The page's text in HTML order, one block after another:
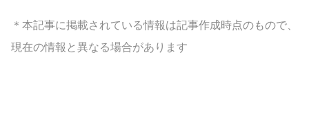
＊本記事に掲載されている情報は記事作成時点のもので、
現在の情報と異なる場合があります